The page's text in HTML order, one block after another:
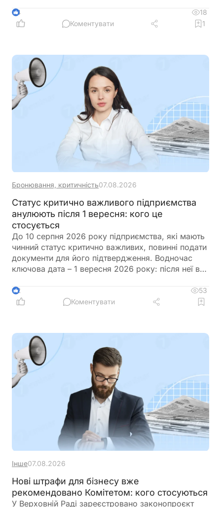
4
18
Коментувати
1
Бронювання, критичність07.08.2026
Статус критично важливого підприємства
анулюють після 1 вересня: кого це
стосується
До 10 серпня 2026 року підприємства, які мають
чинний статус критично важливих, повинні подати
документи для його підтвердження. Водночас
ключова дата – 1 вересня 2026 року: після неї всі
чинність незалежно від строку, на який їх було
надано
2
53
Коментувати
Інше07.08.2026
Нові штрафи для бізнесу вже
рекомендовано Комітетом: кого стосуються
У Верховній Раді зареєстровано законопроєкт